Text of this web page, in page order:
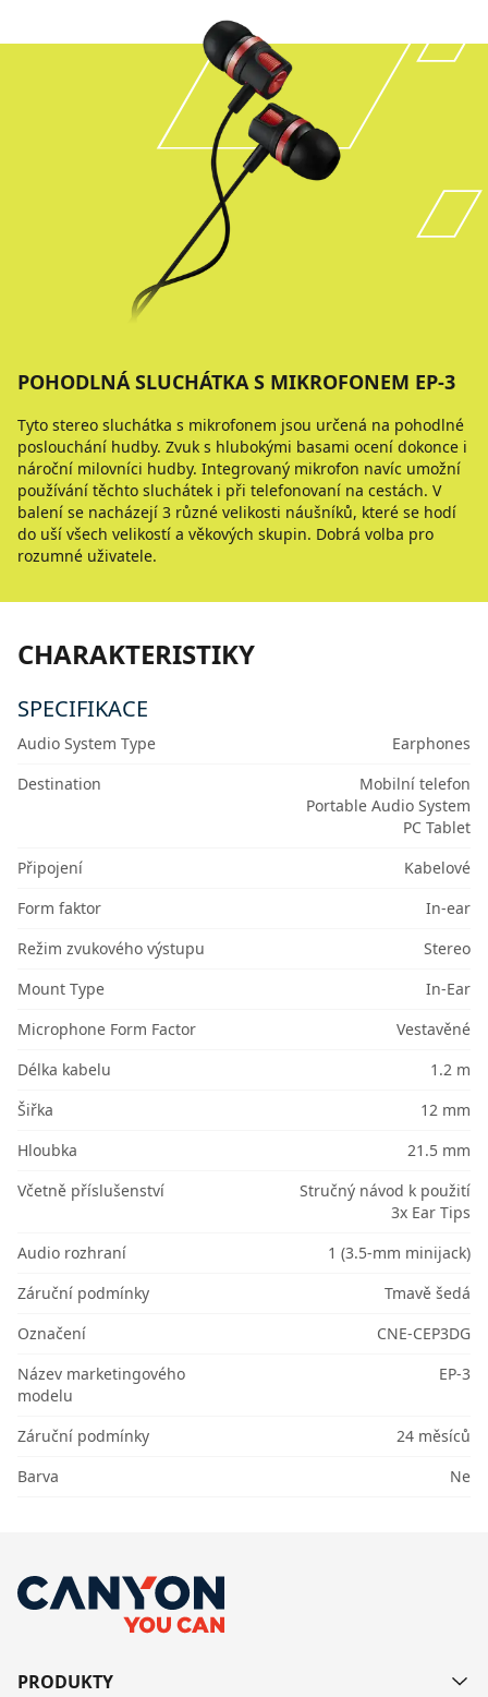
POHODLNÁ SLUCHÁTKA S MIKROFONEM EP-3
Tyto stereo sluchátka s mikrofonem jsou určená na pohodlné
poslouchání hudby. Zvuk s hlubokými basami ocení dokonce i
nároční milovníci hudby. Integrovaný mikrofon navíc umožní
používání těchto sluchátek i při telefonovaní na cestách. V
balení se nacházejí 3 různé velikosti náušníků, které se hodí
do uší všech velikostí a věkových skupin. Dobrá volba pro
rozumné uživatele.
CHARAKTERISTIKY
SPECIFIKACE
Audio System Type
Earphones
Destination
Mobilní telefon
Portable Audio System
PC Tablet
Připojení
Kabelové
Form faktor
In-ear
Režim zvukového výstupu
Stereo
Mount Type
In-Ear
Microphone Form Factor
Vestavěné
Délka kabelu
1.2 m
Šiřka
12 mm
Hloubka
21.5 mm
Včetně příslušenství
Stručný návod k použití
3x Ear Tips
Audio rozhraní
1 (3.5-mm minijack)
Záruční podmínky
Tmavě šedá
Označení
CNE-CEP3DG
Název marketingového
modelu
EP-3
Záruční podmínky
24 měsíců
Barva
Ne
PRODUKTY